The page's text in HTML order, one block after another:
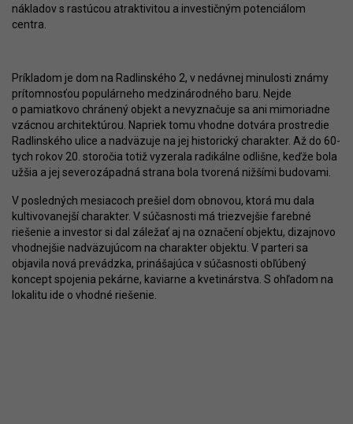
nákladov s rastúcou atraktivitou a investičným potenciálom
centra.
Príkladom je dom na Radlinského 2, v nedávnej minulosti známy
prítomnosťou populárneho medzinárodného baru. Nejde
o pamiatkovo chránený objekt a nevyznačuje sa ani mimoriadne
vzácnou architektúrou. Napriek tomu vhodne dotvára prostredie
Radlinského ulice a nadväzuje na jej historický charakter. Až do 60-
tych rokov 20. storočia totiž vyzerala radikálne odlišne, keďže bola
užšia a jej severozápadná strana bola tvorená nižšími budovami.
V posledných mesiacoch prešiel dom obnovou, ktorá mu dala
kultivovanejší charakter. V súčasnosti má triezvejšie farebné
riešenie a investor si dal záležať aj na označení objektu, dizajnovo
vhodnejšie nadväzujúcom na charakter objektu. V parteri sa
objavila nová prevádzka, prinášajúca v súčasnosti obľúbený
koncept spojenia pekárne, kaviarne a kvetinárstva. S ohľadom na
lokalitu ide o vhodné riešenie.